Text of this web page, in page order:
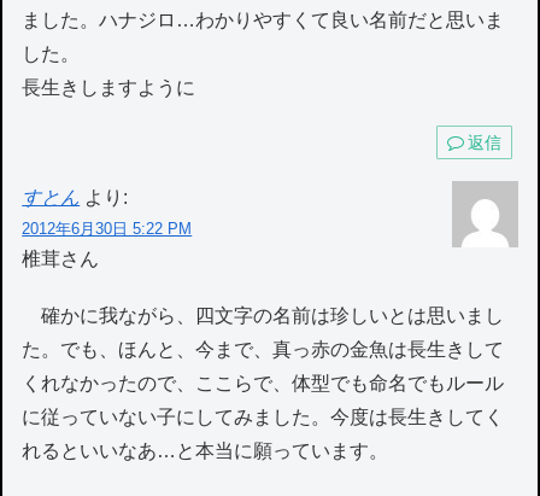
ました。ハナジロ…わかりやすくて良い名前だと思いま
した。
長生きしますように
返信
すとん より:
2012年6月30日 5:22 PM
椎茸さん
確かに我ながら、四文字の名前は珍しいとは思いまし
た。でも、ほんと、今まで、真っ赤の金魚は長生きして
くれなかったので、ここらで、体型でも命名でもルール
に従っていない子にしてみました。今度は長生きしてく
れるといいなあ…と本当に願っています。